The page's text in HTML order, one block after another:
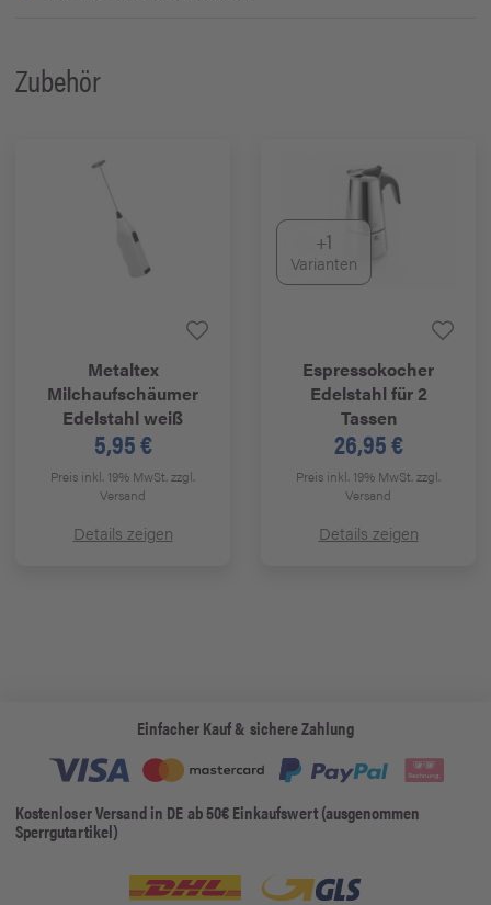
Zubehör
Metaltex
Milchaufschäumer
Edelstahl weiß
5,95 €
Preis inkl. 19% MwSt.zzgl.
Versand
Details zeigen
+1
Varianten
Espressokocher
Edelstahl für 2
Tassen
26,95 €
Preis inkl. 19% MwSt.zzgl.
Versand
Details zeigen
Einfacher Kauf & sichere Zahlung
Kostenloser Versand in DE ab 50€ Einkaufswert (ausgenommen
Sperrgutartikel)